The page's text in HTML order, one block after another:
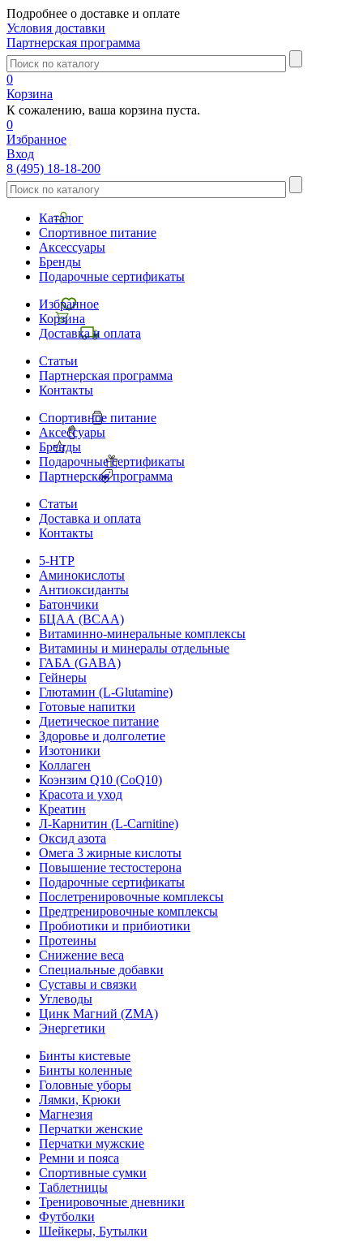
Подробнее о доставке и оплате
Условия доставки
Партнерская программа
0
Корзина
К сожалению, ваша корзина пуста.
0
Избранное
Вход
8 (495) 18-18-200
Каталог
Спортивное питание
Аксессуары
Бренды
Подарочные сертификаты
Избранное
Корзина
Доставка и оплата
Статьи
Партнерская программа
Контакты
Спортивное питание
Аксессуары
Бренды
Подарочные сертификаты
Партнерская программа
Статьи
Доставка и оплата
Контакты
5-HTP
Аминокислоты
Антиоксиданты
Батончики
БЦАА (BCAA)
Витаминно-минеральные комплексы
Витамины и минералы отдельные
ГАБА (GABA)
Гейнеры
Глютамин (L-Glutamine)
Готовые напитки
Диетическое питание
Здоровье и долголетие
Изотоники
Коллаген
Коэнзим Q10 (CoQ10)
Красота и уход
Креатин
Л-Карнитин (L-Сarnitine)
Оксид азота
Омега 3 жирные кислоты
Повышение тестостерона
Подарочные сертификаты
Послетренировочные комплексы
Предтренировочные комплексы
Пробиотики и прибиотики
Протеины
Снижение веса
Специальные добавки
Суставы и связки
Углеводы
Цинк Магний (ZMA)
Энергетики
Бинты кистевые
Бинты коленные
Головные уборы
Лямки, Крюки
Магнезия
Перчатки женские
Перчатки мужские
Ремни и пояса
Спортивные сумки
Таблетницы
Тренировочные дневники
Футболки
Шейкеры, Бутылки